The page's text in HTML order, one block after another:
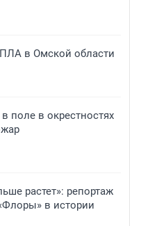
в Омской области
поле в окрестностях
растет»: репортаж
в истории